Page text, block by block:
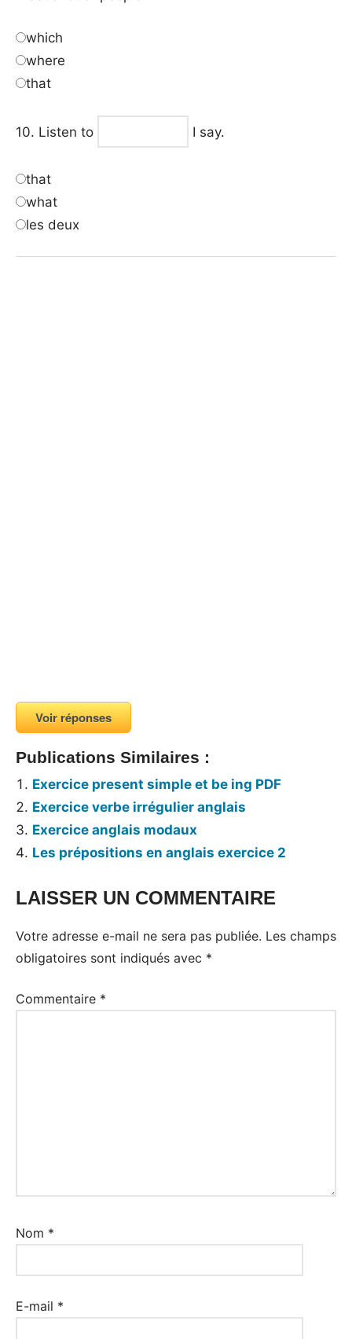
which
where
that
10. Listen to I say.
that
what
les deux
Voir réponses
Publications Similaires :
Exercice present simple et be ing PDF
Exercice verbe irrégulier anglais
Exercice anglais modaux
Les prépositions en anglais exercice 2
Tags:
LAISSER UN COMMENTAIRE
Votre adresse e-mail ne sera pas publiée. Les champs
obligatoires sont indiqués avec *
Commentaire *
Nom *
E-mail *